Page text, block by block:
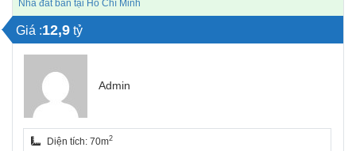
Nhà đất bán tại Hồ Chí Minh
Giá :12,9 tỷ
Admin
Diện tích: 70m2